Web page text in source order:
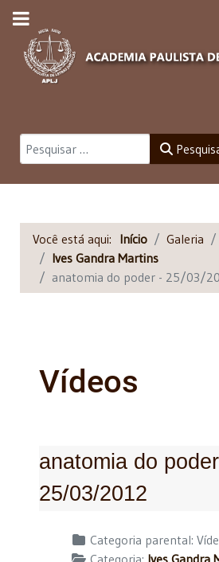
Pesquisar
Você está aqui: Início Galeria
Ives Gandra Martins
anatomia do poder - 25/03/
Vídeos
anatomia do
25/03/2012
Detalhes Categoria parental:
Categoria: Ives Gandra